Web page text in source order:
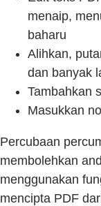
menaip,
baharu
Alihkan,
dan banyak
Tambahkan
Masukkan
Percubaan
membolehkan
menggunakan
mencipta PDF